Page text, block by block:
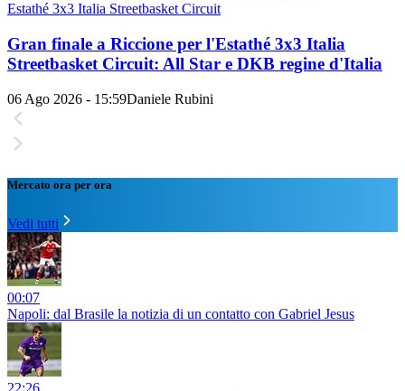
Estathé 3x3 Italia Streetbasket Circuit
Gran finale a Riccione per l'Estathé 3x3 Italia
Streetbasket Circuit: All Star e DKB regine d'Italia
06 Ago 2026 - 15:59Daniele Rubini
Mercato ora per ora
Vedi tutti
00:07
Napoli: dal Brasile la notizia di un contatto con Gabriel Jesus
22:26